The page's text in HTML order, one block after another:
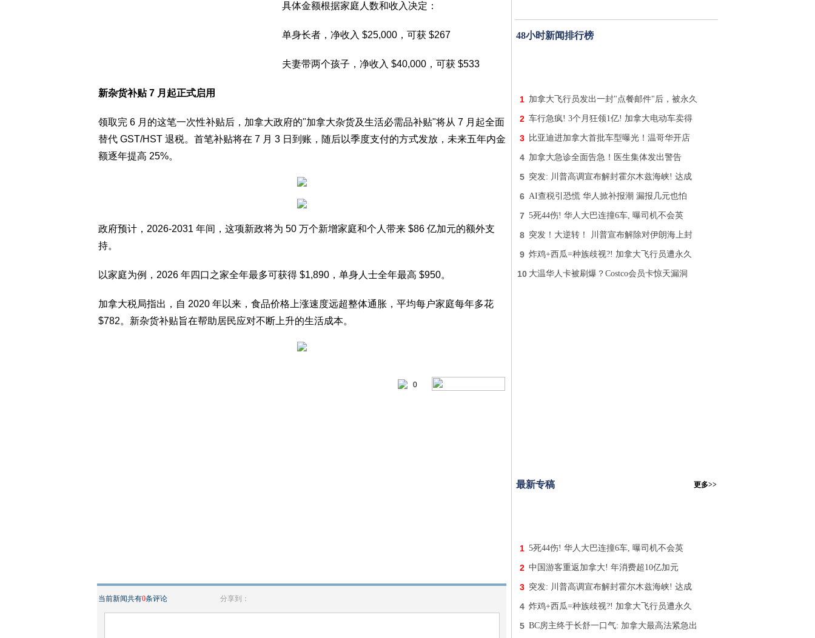
具体金额根据家庭人数和收入决定：
单身长者，净收入 $25,000，可获 $267
夫妻带两个孩子，净收入 $40,000，可获 $533
新杂货补贴 7 月起正式启用
领取完 6 月的这笔一次性补贴后，加拿大政府的"加拿大杂货及生活必需品补贴"将从 7 月起全面
替代 GST/HST 退税。首笔补贴将在 7 月 3 日到账，随后以季度支付的方式发放，未来五年内金
额逐年提高 25%。
政府预计，2026-2031 年间，这项新政将为 50 万个新增家庭和个人带来 $86 亿加元的额外支
持。
以家庭为例，2026 年四口之家全年最多可获得 $1,890，单身人士全年最高 $950。
加拿大税局指出，自 2020 年以来，食品价格上涨速度远超整体通胀，平均每户家庭每年多花
$782。新杂货补贴旨在帮助居民应对不断上升的生活成本。
0
当前新闻共有0条评论 分享到：
48小时新闻排行榜
1 加拿大飞行员发出一封"点餐邮件"后，被永久
2 车行急疯! 3个月狂领1亿! 加拿大电动车卖得
3 比亚迪进加拿大首批车型曝光！温哥华开店
4 加拿大急诊全面告急！医生集体发出警告
5 突发: 川普高调宣布解封霍尔木兹海峡! 达成
6 AI查税引恐慌 华人掀补报潮 漏报几元也怕
7 5死44伤! 华人大巴连撞6车, 曝司机不会英
8 突发！大逆转！ 川普宣布解除对伊朗海上封
9 炸鸡+西瓜=种族歧视?! 加拿大飞行员遭永久
10 大温华人卡被刷爆？Costco会员卡惊天漏洞
最新专稿 更多>>
1 5死44伤! 华人大巴连撞6车, 曝司机不会英
2 中国游客重返加拿大! 年消费超10亿加元
3 突发: 川普高调宣布解封霍尔木兹海峡! 达成
4 炸鸡+西瓜=种族歧视?! 加拿大飞行员遭永久
5 BC房主终于长舒一口气: 加拿大最高法紧急出